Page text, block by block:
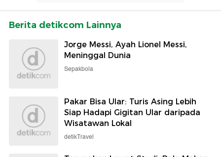
Berita detikcom Lainnya
Jorge Messi, Ayah Lionel Messi,
Meninggal Dunia
Sepakbola
Pakar Bisa Ular: Turis Asing Lebih
Siap Hadapi Gigitan Ular daripada
Wisatawan Lokal
detikTravel